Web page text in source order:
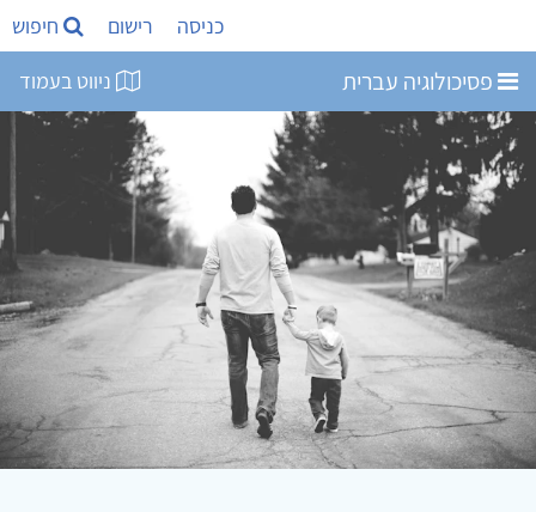
כניסה רישום חיפוש
פסיכולוגיה עברית ניווט בעמוד